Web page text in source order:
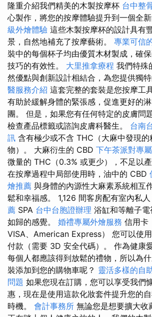
隆重介紹我們精美的木製按摩杯 台中整
心製作，將您的按摩體驗提升到一個全新
級外燴體驗 這些木製按摩杯的設計具有
景，自然地補充了按摩藝術。 專業可信
裝中的每個杯子均由優質木材製成，確
技巧的有效性。 大里推拿療程 我們特殊
然優點與創新設計相結合，為您提供獨
醫服務介紹 這套完整的套裝是您按摩工
有助於緩解身體的緊張感，促進更好的
團。 但是，如果您有任何特定的皮膚問
檢查產品標籤或諮詢皮膚科醫生。 台南
訊 含有極少或不含 THC（大麻中發現的
物）。 大麻衍生的 CBD 下午茶派對專
微量的 THC（0.3% 或更少），不足以
在按摩過程中局部使用時，油中的 CBD
燴推薦 與身體的內源性大麻素系統相互
鬆和幸福感。 1,126 間客房配有室內私人
薦 SPA 台中台胞證辦理 浴缸和等離子
如歸的感覺。 婚禮專屬外燴服務 信用卡
VISA、American Express） 您可以使
付款（需要 3D 安全代碼）。 作為健康
每個人都應該得到放鬆的禮物，所以為
裝添加到您的購物車呢？ 靈活多樣的自
問題 如果您現在訂購，您可以享受我們
惠，現在是使用這款化妝套件提升您的
時機。 會計事務所 無論您是想要擴大收